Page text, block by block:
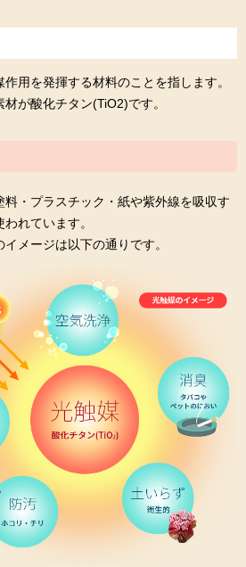
用を発揮する材料のことを指します。
が酸化チタン(TiO2)です。
・プラスチック・紙や紫外線を吸収す
れています。
メージは以下の通りです。